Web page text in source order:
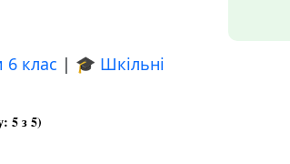
6 клас | 🎓 Шкільні
5з 5)